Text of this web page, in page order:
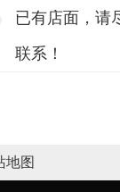
已有店面，请
联系！
地图